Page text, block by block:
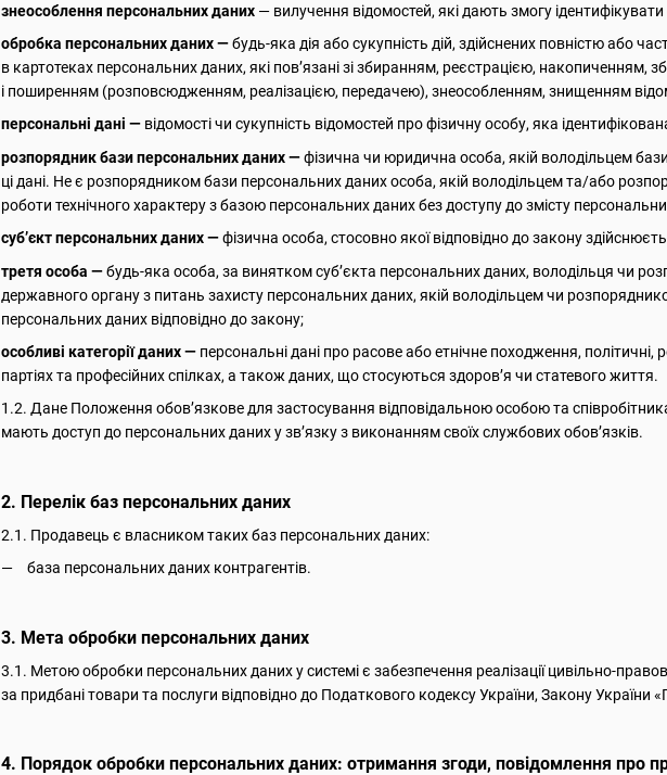
знеособлення персональних даних — вилучення відомостей, які дають змогу
обробка персональних даних —будь-яка дія або сукупність дій, здійснених повністю або
в картотеках персональних даних, які пов’язані зі збиранням, реєстрацією,
і поширенням (розповсюдженням, реалізацією, передачею), знеособленням, знищенням
персональні дані — відомості чи сукупність відомостей про фізичну особу, яка
розпорядник бази персональних даних —фізична чи юридична особа, якій володільцем
ці дані. Не є розпорядником бази персональних даних особа, якій володільцем та/або
роботи технічного характеру з базою персональних даних без доступу до змісту
суб’єкт персональних даних —фізична особа, стосовно якої відповідно до закону
третя особа —будь-яка особа, за винятком суб’єкта персональних даних, володільця чи
державного органу з питань захисту персональних даних, якій володільцем чи
персональних даних відповідно до закону;
особливі категорії даних — персональні дані про расове або етнічне походження, політичні,
партіях та професійних спілках, а також даних, що стосуються здоров’я чи статевого життя.
1.2. Дане Положення обов’язкове для застосування відповідальною особою та
мають доступ до персональних даних у зв’язку з виконанням своїх службових обов’язків.
2. Перелік баз персональних даних
2.1. Продавець є власником таких баз персональних даних:
база персональних даних контрагентів.
3. Мета обробки персональних даних
3.1. Метою обробки персональних даних у системі є забезпечення реалізації цивільно-
за придбані товари та послуги відповідно до Податкового кодексу України, Закону України
4. Порядок обробки персональних даних: отримання згоди, повідомлення про